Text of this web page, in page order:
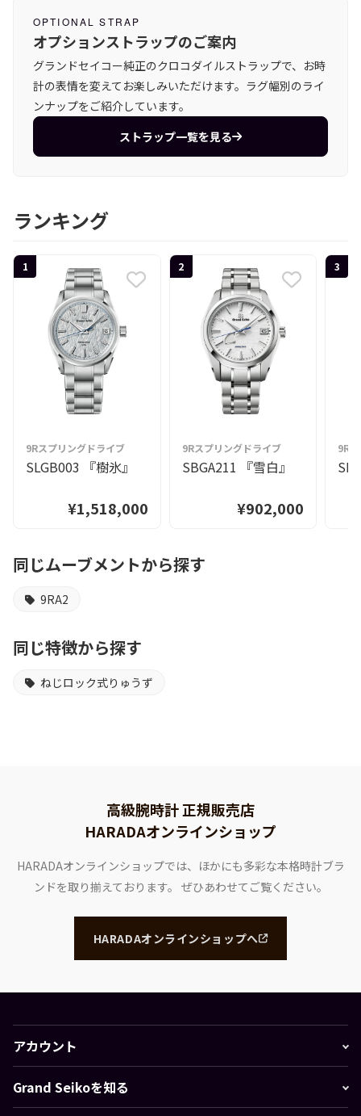
OPTIONAL STRAP
オプションストラップのご案内
グランドセイコー純正のクロコダイルストラップで、お時
計の表情を変えてお楽しみいただけます。ラグ幅別のライ
ンナップをご紹介しています。
ストラップ一覧を見る
ランキング
1
9Rスプリングドライブ
SLGB003 『樹氷』
¥1,518,000
2
9Rスプリングドライブ
SBGA211 『雪白』
¥902,000
3
9R
同じムーブメントから探す
9RA2
同じ特徴から探す
ねじロック式りゅうず
高級腕時計 正規販売店
HARADAオンラインショップ
HARADAオンラインショップでは、ほかにも多彩な本格時計ブラ
ンドを取り揃えております。 ぜひあわせてご覧ください。
HARADAオンラインショップへ
アカウント
Grand Seikoを知る